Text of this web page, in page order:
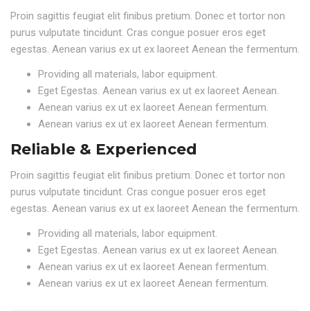
Proin sagittis feugiat elit finibus pretium. Donec et tortor non
purus vulputate tincidunt. Cras congue posuer eros eget
egestas. Aenean varius ex ut ex laoreet Aenean the fermentum.
Providing all materials, labor equipment.
Eget Egestas. Aenean varius ex ut ex laoreet Aenean.
Aenean varius ex ut ex laoreet Aenean fermentum.
Aenean varius ex ut ex laoreet Aenean fermentum.
Reliable & Experienced
Proin sagittis feugiat elit finibus pretium. Donec et tortor non
purus vulputate tincidunt. Cras congue posuer eros eget
egestas. Aenean varius ex ut ex laoreet Aenean the fermentum.
Providing all materials, labor equipment.
Eget Egestas. Aenean varius ex ut ex laoreet Aenean.
Aenean varius ex ut ex laoreet Aenean fermentum.
Aenean varius ex ut ex laoreet Aenean fermentum.